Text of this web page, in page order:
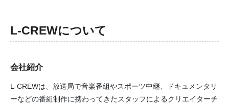
L-CREWについて
会社紹介
L-CREWは、放送局で音楽番組やスポーツ中継、ドキュメンタリ
ーなどの番組制作に携わってきたスタッフによるクリエイターチ